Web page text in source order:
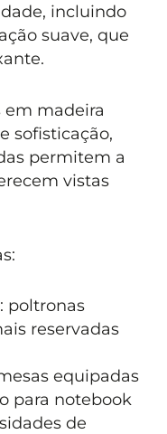
incluindo
suave, que
em madeira
sofisticação,
permitem a
vistas
: poltronas
reservadas
equipadas
para notebook
de